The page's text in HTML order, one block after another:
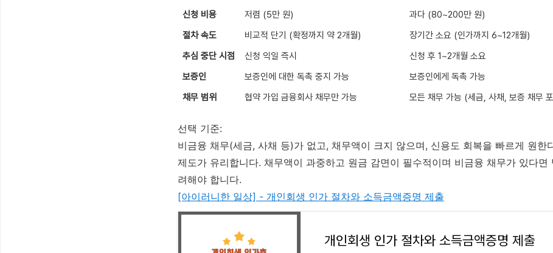
신청 비용
저렴 (5만 원)
과다 (80~200만 원)
절차 속도
비교적 단기 (확정까지 약 2개월)
장기간 소요 (인가까지 6~12개월)
추심 중단 시점
신청 익일 즉시
신청 후 1~2개월 소요
보증인
보증인에 대한 독촉 중지 가능
보증인에게 독촉 가능
채무 범위
협약 가입 금융회사 채무만 가능 모든 채무 가능 (세금, 사채, 보증 채무
선택 기준:
비금융 채무(세금, 사채 등)가 없고, 채무액이 크지 않으며, 신용도 회복을 빠르게 원한
제도가 유리합니다. 채무액이 과중하고 원금 감면이 필수적이며 비금융 채무가 있다면
려해야 합니다.
[아이러니한 일상] - 개인회생 인가 절차와 소득금액증명 제출
개인회생 인가 절차와 소득금액증명 제출